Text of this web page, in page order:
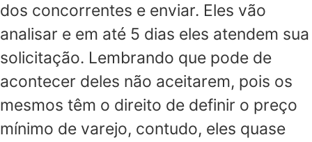
dos concorrentes e enviar. Eles vão
analisar e em até 5 dias eles atendem sua
solicitação. Lembrando que pode de
acontecer deles não aceitarem, pois os
mesmos têm o direito de definir o preço
mínimo de varejo, contudo, eles quase